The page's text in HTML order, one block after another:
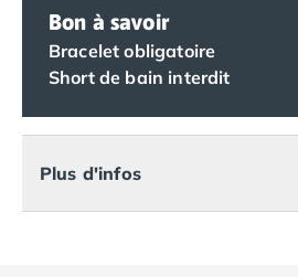
Camping Lorraine
Camping Vosges
Camping Midi-Pyrénées
Camping Aveyron
Camping Millau
Camping Saint-Amans-des-Cots
Bon à savoir
Bracelet obligatoire
Short de bain interdit
Plus d'infos